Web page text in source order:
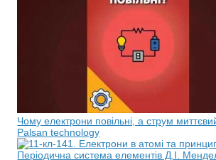
Чому електрони повільні, а струм
Palsan technology